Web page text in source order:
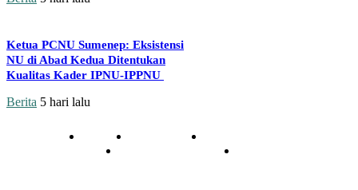
Ketua PCNU Sumenep: Eksistensi
NU di Abad Kedua Ditentukan
Kualitas Kader IPNU-IPPNU
Berita 5 hari lalu
Redaksi Kontak Kami
Pedoman Media Siber